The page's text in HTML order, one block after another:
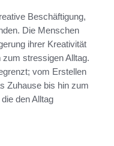
Beschäftigung,
Die Menschen
ihrer Kreativität
zum stressigen Alltag.
vom Erstellen
Zuhause bis hin zum
den Alltag